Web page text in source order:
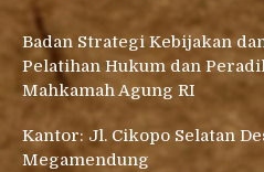
Badan Strategi Kebijakan
Pelatihan Hukum dan
Mahkamah Agung RI
Kantor: Jl. Cikopo Selatan
Megamendung